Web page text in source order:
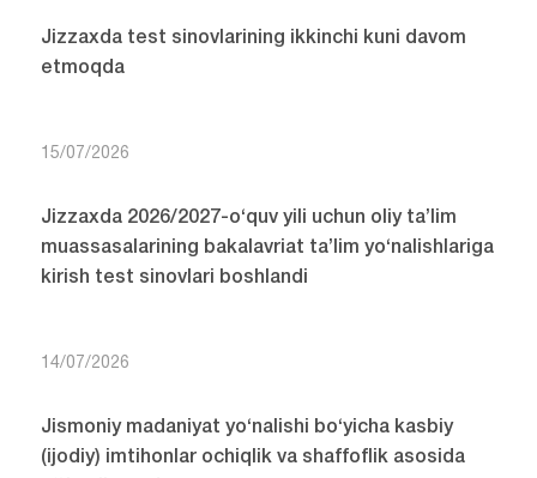
Jizzaxda test sinovlarining ikkinchi kuni davom
etmoqda
15/07/2026
Jizzaxda 2026/2027-o‘quv yili uchun oliy ta’lim
muassasalarining bakalavriat ta’lim yo‘nalishlariga
kirish test sinovlari boshlandi
14/07/2026
Jismoniy madaniyat yo‘nalishi bo‘yicha kasbiy
(ijodiy) imtihonlar ochiqlik va shaffoflik asosida